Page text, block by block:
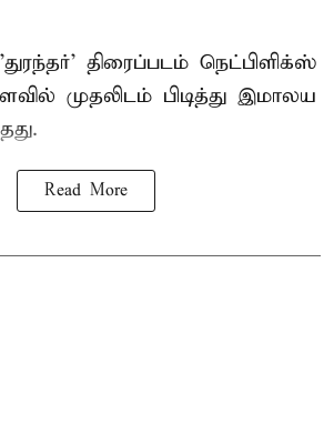
திரைப்படம் நெட்பிளிக்ஸ்
முதலிடம் பிடித்து இமாலய
Read More